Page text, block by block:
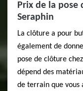
Prix de la pose
Seraphin
La clôture a pour
également de
pose de clôture
dépend des
de terrain que vous